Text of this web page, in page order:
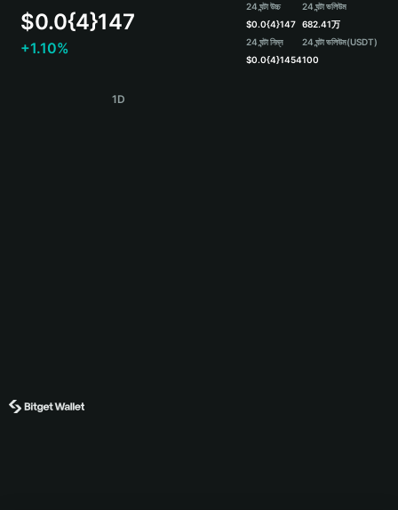
हिन्दी
Español (Argentina)
$0.0{4}147
+1.10%
24 ঘন্টা উচ্চ
$0.0{4}147
24 ঘন্টা নিম্ন
$0.0{4}1454
24 ঘন্টা ভলিউম
682.41万
24 ঘন্টা ভলিউম(USDT)
100
1D